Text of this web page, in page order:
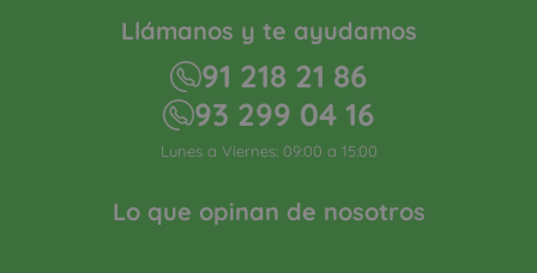
Lo que opinan de nosotros
Llámanos y te ayudamos
91 218 21 86
93 299 04 16
Lunes a Viernes: 09:00 a 15:00